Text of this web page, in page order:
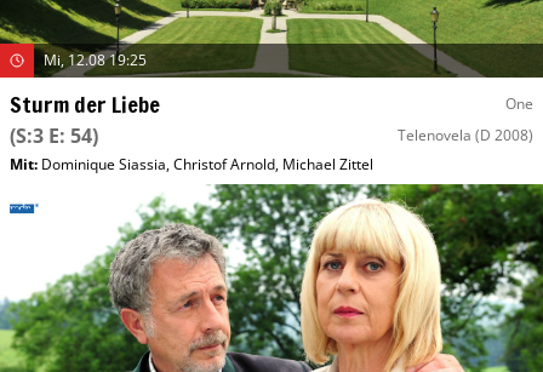
Mi, 12.08 19:25
Sturm der Liebe One
(S:3 E: 54) Telenovela (D 2008)
Mit: Dominique Siassia,Christof Arnold, Michael Zittel